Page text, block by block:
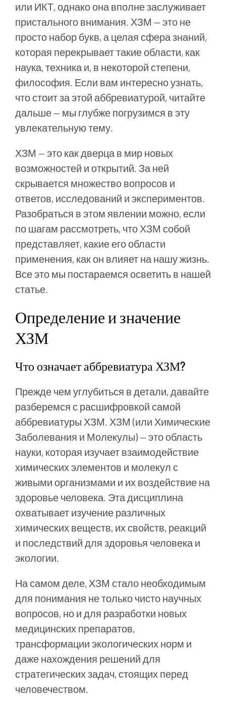
или ИКТ, однако она вполне заслуживает
пристального внимания. ХЗМ — это не
просто набор букв, а целая сфера знаний,
которая перекрывает такие области, как
наука, техника и, в некоторой степени,
философия. Если вам интересно узнать,
что стоит за этой аббревиатурой, читайте
дальше — мы глубже погрузимся в эту
увлекательную тему.
ХЗМ — это как дверца в мир новых
возможностей и открытий. За ней
скрывается множество вопросов и
ответов, исследований и экспериментов.
Разобраться в этом явлении можно, если
по шагам рассмотреть, что ХЗМ собой
представляет, какие его области
применения, как он влияет на нашу жизнь.
Все это мы постараемся осветить в нашей
статье.
Определение и значение
ХЗМ
Что означает аббревиатура ХЗМ?
Прежде чем углубиться в детали, давайте
разберемся с расшифровкой самой
аббревиатуры ХЗМ. ХЗМ (или Химические
Заболевания и Молекулы) — это область
науки, которая изучает взаимодействие
химических элементов и молекул с
живыми организмами и их воздействие на
здоровье человека. Эта дисциплина
охватывает изучение различных
химических веществ, их свойств, реакций
и последствий для здоровья человека и
экологии.
На самом деле, ХЗМ стало необходимым
для понимания не только чисто научных
вопросов, но и для разработки новых
медицинских препаратов,
трансформации экологических норм и
даже нахождения решений для
стратегических задач, стоящих перед
человечеством.